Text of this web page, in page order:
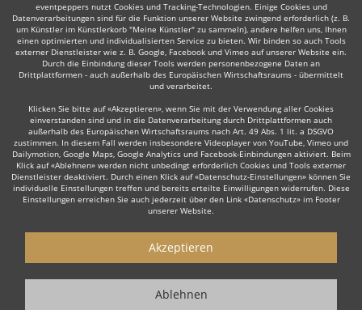
eventpeppers nutzt Cookies und Tracking-Technologien. Einige Cookies und
Datenverarbeitungen sind für die Funktion unserer Website zwingend erforderlich (z. B.
um Künstler im Künstlerkorb "Meine Künstler" zu sammeln), andere helfen uns, Ihnen
einen optimierten und individualisierten Service zu bieten. Wir binden so auch Tools
externer Dienstleister wie z. B. Google, Facebook und Vimeo auf unserer Website ein.
Durch die Einbindung dieser Tools werden personenbezogene Daten an
Drittplattformen - auch außerhalb des Europäischen Wirtschaftsraums - übermittelt
und verarbeitet.
Klicken Sie bitte auf «Akzeptieren», wenn Sie mit der Verwendung aller Cookies
einverstanden sind und in die Datenverarbeitung durch Drittplattformen auch
außerhalb des Europäischen Wirtschaftsraums nach Art. 49 Abs. 1 lit. a DSGVO
zustimmen. In diesem Fall werden insbesondere Videoplayer von YouTube, Vimeo und
Dailymotion, Google Maps, Google Analytics und Facebook-Einbindungen aktiviert. Beim
Klick auf «Ablehnen» werden nicht unbedingt erforderlich Cookies und Tools externer
Dienstleister deaktiviert. Durch einen Klick auf «Datenschutz-Einstellungen» können Sie
individuelle Einstellungen treffen und bereits erteilte Einwilligungen widerrufen. Diese
Einstellungen erreichen Sie auch jederzeit über den Link «Datenschutz» im Footer
unserer Website.
Akzeptieren
Ablehnen